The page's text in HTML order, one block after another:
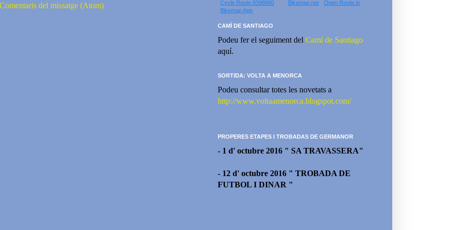
Comentaris del missatge (Atom) Cycle Route 8398880 - via Bikemap.net - Open Route in
Bikemap App
CAMÍ DE SANTIAGO
Podeu fer el seguiment del Camí de Santiago
aquí.
SORTIDA: VOLTA A MENORCA
Podeu consultar totes les novetats a
http://www.voltaamenorca.blogspot.com/
PROPERES ETAPES I TROBADAS DE GERMANOR
- 1 d' octubre 2016 " SA TRAVASSERA"
- 12 d' octubre 2016 " TROBADA DE
FUTBOL I DINAR "